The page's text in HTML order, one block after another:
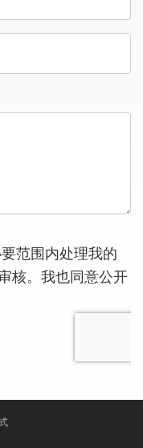
要范围内处理我的
核。我也同意公开